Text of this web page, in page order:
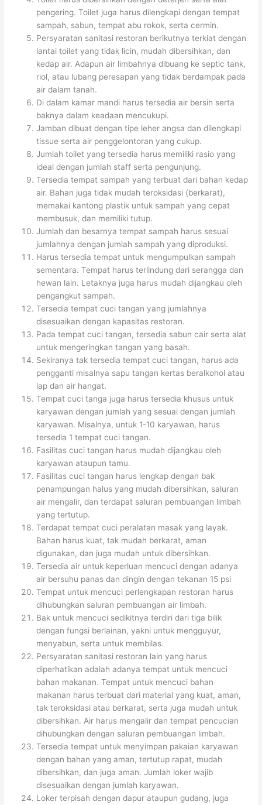
pengering. Toilet juga harus dilengkapi dengan tempat
sampah, sabun, tempat abu rokok, serta cermin.
Persyaratan sanitasi restoran berikutnya terkiat dengan
lantai toilet yang tidak licin, mudah dibersihkan, dan
kedap air. Adapun air limbahnya dibuang ke septic tank,
riol, atau lubang peresapan yang tidak berdampak pada
air dalam tanah.
Di dalam kamar mandi harus tersedia air bersih serta
baknya dalam keadaan mencukupi.
Jamban dibuat dengan tipe leher angsa dan dilengkapi
tissue serta air penggelontoran yang cukup.
Jumlah toilet yang tersedia harus memiliki rasio yang
ideal dengan jumlah staff serta pengunjung.
Tersedia tempat sampah yang terbuat dari bahan kedap
air. Bahan juga tidak mudah teroksidasi (berkarat),
memakai kantong plastik untuk sampah yang cepat
membusuk, dan memiliki tutup.
Jumlah dan besarnya tempat sampah harus sesuai
jumlahnya dengan jumlah sampah yang diproduksi.
Harus tersedia tempat untuk mengumpulkan sampah
sementara. Tempat harus terlindung dari serangga dan
hewan lain. Letaknya juga harus mudah dijangkau oleh
pengangkut sampah.
Tersedia tempat cuci tangan yang jumlahnya
disesuaikan dengan kapasitas restoran.
Pada tempat cuci tangan, tersedia sabun cair serta alat
untuk mengeringkan tangan yang basah.
Sekiranya tak tersedia tempat cuci tangan, harus ada
pengganti misalnya sapu tangan kertas beralkohol atau
lap dan air hangat.
Tempat cuci tanga juga harus tersedia khusus untuk
karyawan dengan jumlah yang sesuai dengan jumlah
karyawan. Misalnya, untuk 1-10 karyawan, harus
tersedia 1 tempat cuci tangan.
Fasilitas cuci tangan harus mudah dijangkau oleh
karyawan ataupun tamu.
Fasilitas cuci tangan harus lengkap dengan bak
penampungan halus yang mudah dibersihkan, saluran
air mengalir, dan terdapat saluran pembuangan limbah
yang tertutup.
Terdapat tempat cuci peralatan masak yang layak.
Bahan harus kuat, tak mudah berkarat, aman
digunakan, dan juga mudah untuk dibersihkan.
Tersedia air untuk keperluan mencuci dengan adanya
air bersuhu panas dan dingin dengan tekanan 15 psi
Tempat untuk mencuci perlengkapan restoran harus
dihubungkan saluran pembuangan air limbah.
Bak untuk mencuci sedikitnya terdiri dari tiga bilik
dengan fungsi berlainan, yakni untuk mengguyur,
menyabun, serta untuk membilas.
Persyaratan sanitasi restoran lain yang harus
diperhatikan adalah adanya tempat untuk mencuci
bahan makanan. Tempat untuk mencuci bahan
makanan harus terbuat dari material yang kuat, aman,
tak teroksidasi atau berkarat, serta juga mudah untuk
dibersihkan. Air harus mengalir dan tempat pencucian
dihubungkan dengan saluran pembuangan limbah.
Tersedia tempat untuk menyimpan pakaian karyawan
dengan bahan yang aman, tertutup rapat, mudah
dibersihkan, dan juga aman. Jumlah loker wajib
disesuaikan dengan jumlah karyawan.
Loker terpisah dengan dapur ataupun gudang, juga